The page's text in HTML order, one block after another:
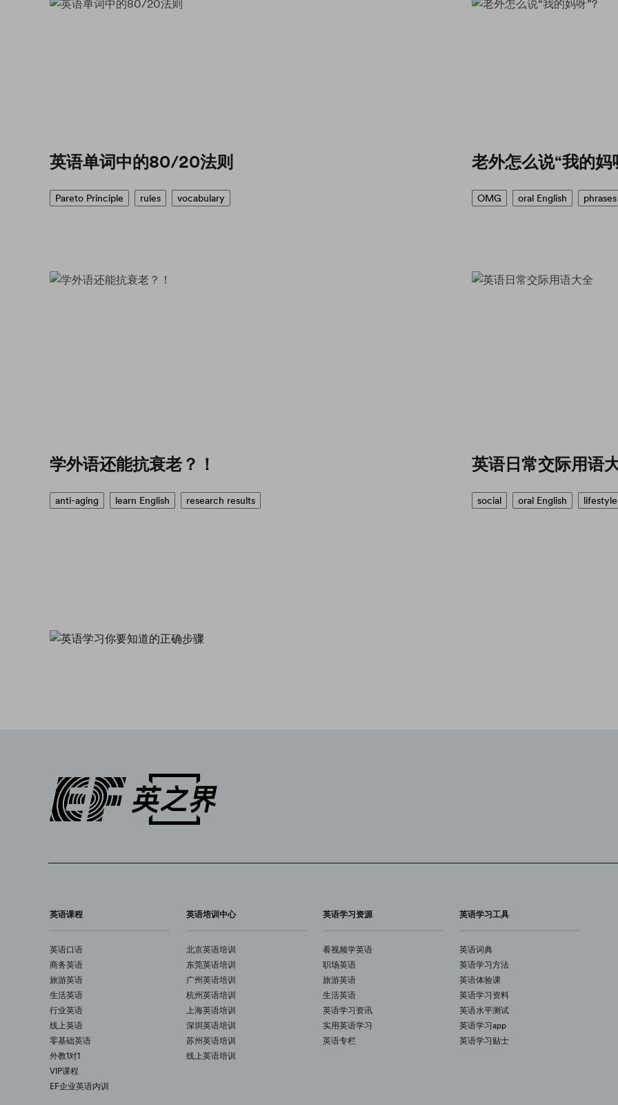
英语单词中的80/20法则
Pareto Principle rules vocabulary
老外怎么说“我的妈
OMG oral English phrases
学外语还能抗衰老？！
anti-aging learn English research results
英语日常交际用语
social oral English lifestyle
英语课程
英语口语
商务英语
旅游英语
生活英语
行业英语
线上英语
零基础英语
外教1对1
VIP课程
EF企业英语内训
英语培训中心
北京英语培训
东莞英语培训
广州英语培训
杭州英语培训
上海英语培训
深圳英语培训
苏州英语培训
线上英语培训
英语学习资源
看视频学英语
职场英语
旅游英语
生活英语
英语学习资讯
实用英语学习
英语专栏
英语学习工具
英语词典
英语学习方法
英语体验课
英语学习资料
英语水平测试
英语学习app
英语学习贴士